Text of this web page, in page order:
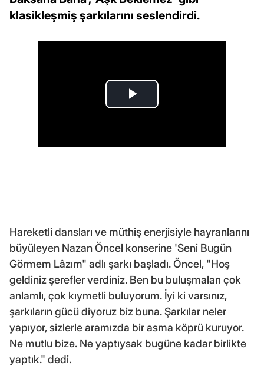
klasikleşmiş şarkılarını seslendirdi.
Hareketli dansları ve müthiş enerjisiyle hayranlarını
büyüleyen Nazan Öncel konserine 'Seni Bugün
Görmem Lâzım" adlı şarkı başladı. Öncel, "Hoş
geldiniz şerefler verdiniz. Ben bu buluşmaları çok
anlamlı, çok kıymetli buluyorum. İyi ki varsınız,
şarkıların gücü diyoruz biz buna. Şarkılar neler
yapıyor, sizlerle aramızda bir asma köprü kuruyor.
Ne mutlu bize. Ne yaptıysak bugüne kadar birlikte
yaptık." dedi.